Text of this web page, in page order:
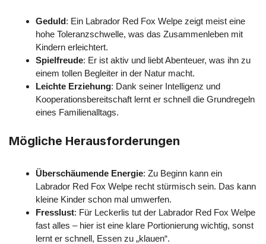
Geduld: Ein Labrador Red Fox Welpe zeigt meist eine
hohe Toleranzschwelle, was das Zusammenleben mit
Kindern erleichtert.
Spielfreude: Er ist aktiv und liebt Abenteuer, was ihn zu
einem tollen Begleiter in der Natur macht.
Leichte Erziehung: Dank seiner Intelligenz und
Kooperationsbereitschaft lernt er schnell die Grundregeln
eines Familienalltags.
Mögliche Herausforderungen
Überschäumende Energie: Zu Beginn kann ein
Labrador Red Fox Welpe recht stürmisch sein. Das kann
kleine Kinder schon mal umwerfen.
Fresslust: Für Leckerlis tut der Labrador Red Fox Welpe
fast alles – hier ist eine klare Portionierung wichtig, sonst
lernt er schnell, Essen zu „klauen“.